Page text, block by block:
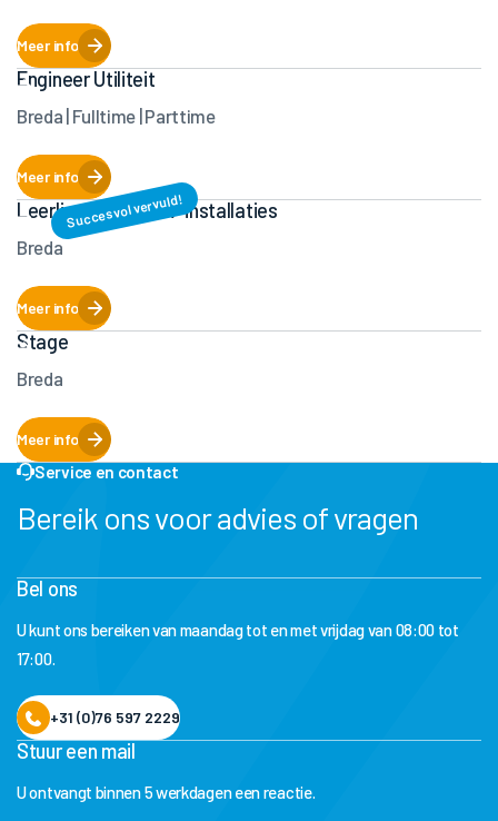
Meer info
Engineer Utiliteit
Breda | Fulltime | Parttime
Meer info
Leerling Monteur W-installaties
Succesvol vervuld!
Breda
Meer info
Stage
Breda
Meer info
Service en contact
Bereik ons voor advies of vragen
Bel ons
U kunt ons bereiken van maandag tot en met vrijdag van 08:00 tot
17:00.
+31 (0)76 597 2229
Stuur een mail
U ontvangt binnen 5 werkdagen een reactie.